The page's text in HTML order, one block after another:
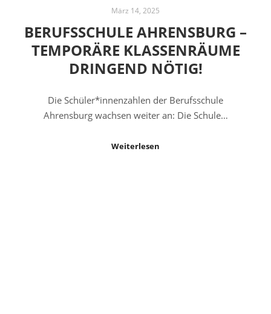
März 14, 2025
BERUFSSCHULE AHRENSBURG –
TEMPORÄRE KLASSENRÄUME
DRINGEND NÖTIG!
Die Schüler*innenzahlen der Berufsschule
Ahrensburg wachsen weiter an: Die Schule…
Weiterlesen